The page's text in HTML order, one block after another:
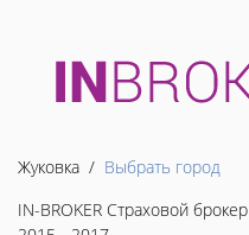
Жуковка / Выбрать город
IN-BROKER Страховой брокер